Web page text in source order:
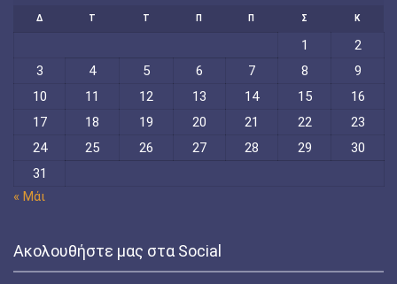
Δ Τ Τ Π Π Σ Κ
1
2
3
4 5 6 7 8
9
10
11 12 13 14 15
16
17
18 19 20 21 22
23
24
25 26 27 28 29
30
31
« Μάι
Ακολουθήστε μας στα Social